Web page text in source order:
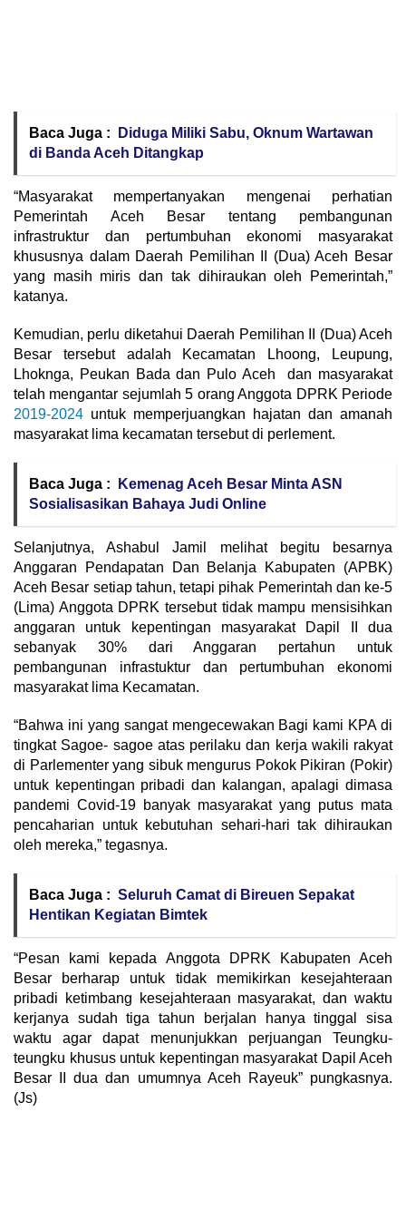
Baca Juga :
Diduga Miliki Sabu, Oknum Wartawan
di Banda Aceh Ditangkap
“Masyarakat mempertanyakan mengenai perhatian
Pemerintah Aceh Besar tentang pembangunan
infrastruktur dan pertumbuhan ekonomi masyarakat
khususnya dalam Daerah Pemilihan II (Dua) Aceh Besar
yang masih miris dan tak dihiraukan oleh Pemerintah,”
katanya.
Kemudian, perlu diketahui Daerah Pemilihan II (Dua) Aceh
Besar tersebut adalah Kecamatan Lhoong, Leupung,
Lhoknga, Peukan Bada dan Pulo Aceh dan masyarakat
telah mengantar sejumlah 5 orang Anggota DPRK Periode
2019-2024 untuk memperjuangkan hajatan dan amanah
masyarakat lima kecamatan tersebut di perlement.
Baca Juga :
Kemenag Aceh Besar Minta ASN
Sosialisasikan Bahaya Judi Online
Selanjutnya, Ashabul Jamil melihat begitu besarnya
Anggaran Pendapatan Dan Belanja Kabupaten (APBK)
Aceh Besar setiap tahun, tetapi pihak Pemerintah dan ke-5
(Lima) Anggota DPRK tersebut tidak mampu mensisihkan
anggaran untuk kepentingan masyarakat Dapil II dua
sebanyak 30% dari Anggaran pertahun untuk
pembangunan infrastuktur dan pertumbuhan ekonomi
masyarakat lima Kecamatan.
“Bahwa ini yang sangat mengecewakan Bagi kami KPA di
tingkat Sagoe- sagoe atas perilaku dan kerja wakili rakyat
di Parlementer yang sibuk mengurus Pokok Pikiran (Pokir)
untuk kepentingan pribadi dan kalangan, apalagi dimasa
pandemi Covid-19 banyak masyarakat yang putus mata
pencaharian untuk kebutuhan sehari-hari tak dihiraukan
oleh mereka,” tegasnya.
Baca Juga : Seluruh Camat di Bireuen Sepakat
Hentikan Kegiatan Bimtek
“Pesan kami kepada Anggota DPRK Kabupaten Aceh
Besar berharap untuk tidak memikirkan kesejahteraan
pribadi ketimbang kesejahteraan masyarakat, dan waktu
kerjanya sudah tiga tahun berjalan hanya tinggal sisa
waktu agar dapat menunjukkan perjuangan Teungku-
teungku khusus untuk kepentingan masyarakat Dapil Aceh
Besar II dua dan umumnya Aceh Rayeuk” pungkasnya.
(Js)